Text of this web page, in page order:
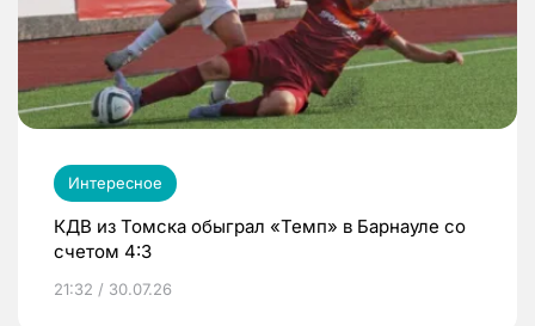
Интересное
КДВ из Томска обыграл «Темп» в Барнауле со
счетом 4:3
21:32 / 30.07.26